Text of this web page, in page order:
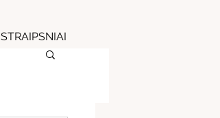
STRAIPSNIAI